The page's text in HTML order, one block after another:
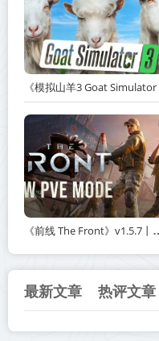
《前线 The
最新文章 热评文章